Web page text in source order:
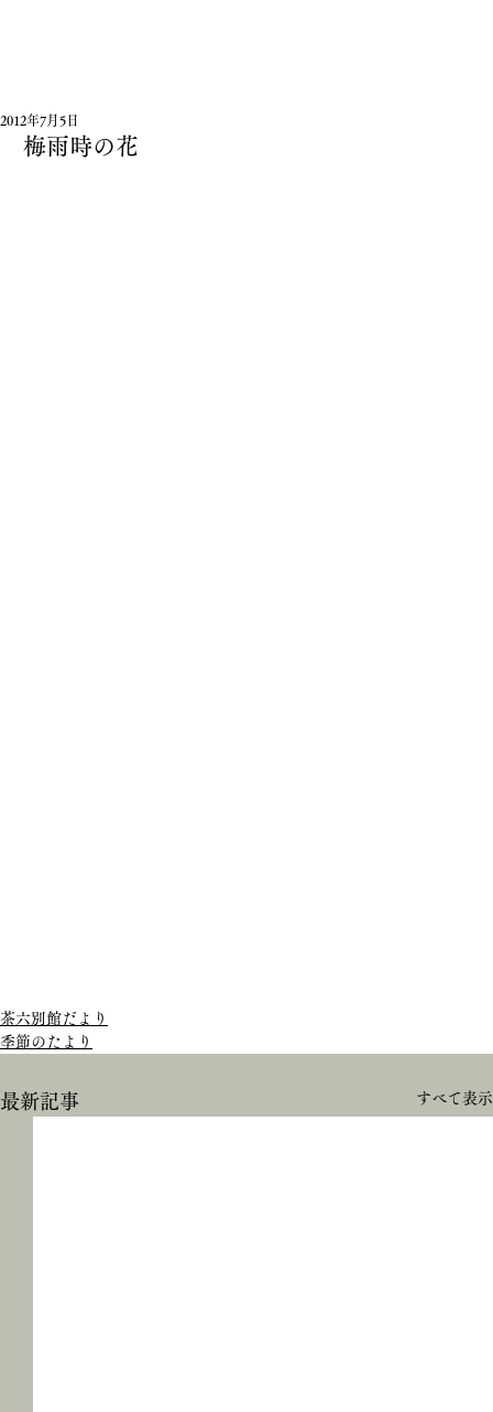
梅雨時の花
2012年7月5日
茶六別館だより
季節のたより
最新記事 すべて表示